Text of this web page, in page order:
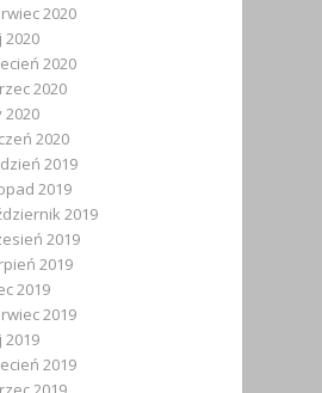
2020
2020
2020
2020
2020
2020
2019
2019
2019
2019
2019
2019
2019
2019
2019